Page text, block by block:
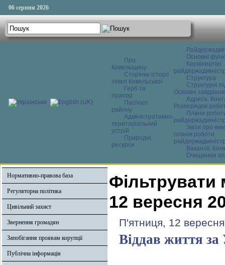
06 серпня 2026
Про
Ковельщину
Сторінки історії
землі Ковельської
Герб та
прапор
Паспорт
району
Адміністративно-
територіальний
устрій
Природні
ресурси
Основні
Керівництво
Структура
Структурні
Основні завдання
Адреса.
Розпорядок
Плани
Звіти про
планів роботи
Вакансії.
Очищення
Нормативно-правова база
Регуляторна політика
Цивільний захист
Звернення громадян
Запобігання проявам корупції
Публічна інформація
Фільтрувати
12 вересня
П'ятниця, 12
Віддав життя